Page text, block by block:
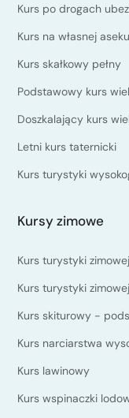
Kurs po drogach
Kurs na własnej
Kurs skałkowy pełny
Podstawowy kurs
Doszkalający kurs
Letni kurs taternicki
Kurs turystyki
Kursy zimowe
Kurs turystyki
Kurs turystyki
Kurs skiturowy -
Kurs narciarstwa
Kurs lawinowy
Kurs wspinaczki